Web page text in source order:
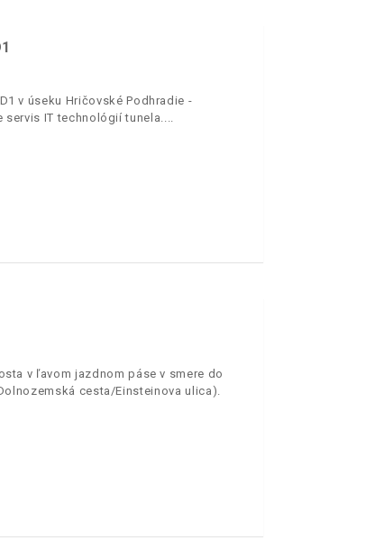
v úseku Hričovské Podhradie -
IT technológií tunela.
v ľavom jazdnom páse v smere do
cesta/Einsteinova ulica).